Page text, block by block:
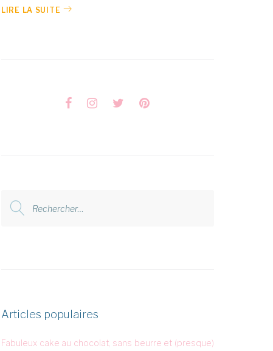
LIRE LA SUITE
Articles populaires
Fabuleux cake au chocolat, sans beurre et (presque)